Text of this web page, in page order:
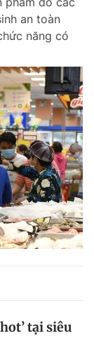
an toàn
năng có
tại siêu